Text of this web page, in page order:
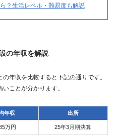
？生活レベル・難易度も解説
の年収を解説
年収を比較すると下記の通りです。
ことが分かります。
年収 出所
万円 25年3月期決算